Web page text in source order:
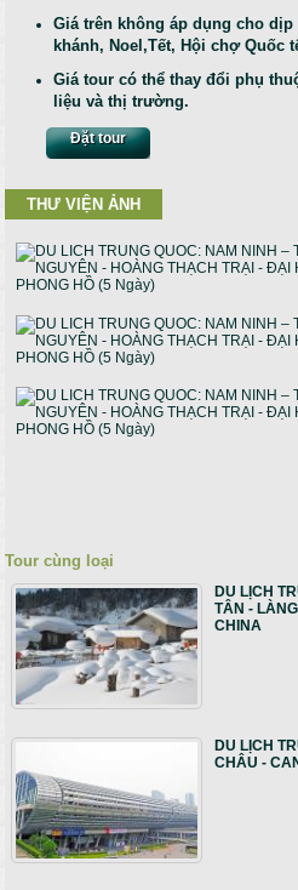
Giá trên không áp dụng cho dịp
khánh, Noel,Tết, Hội chợ Quốc
Giá tour có thể thay đổi phụ
liệu và thị trường.
Đặt tour
THƯ VIỆN ẢNH
Tour cùng loại
DU LỊCH
TÂN -
CHINA
DU LỊCH
CHÂU -